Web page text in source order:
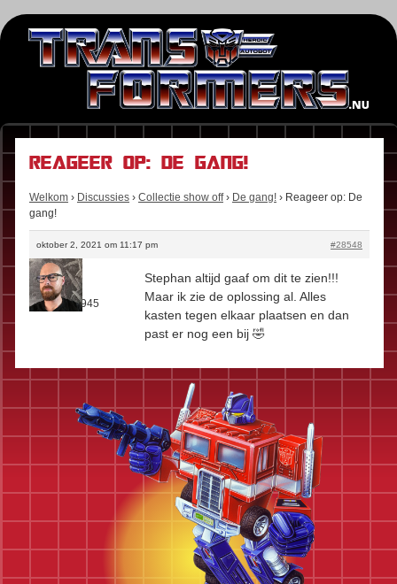
Reageer op: De gang!
Welkom › Discussies › Collectie show off › De gang! › Reageer op: De
gang!
oktober 2, 2021 om 11:17 pm #28548
Stefan
Rol:Fan
Berichten:945
Stephan altijd gaaf om dit te zien!!!
Maar ik zie de oplossing al. Alles
kasten tegen elkaar plaatsen en dan
past er nog een bij 🤣